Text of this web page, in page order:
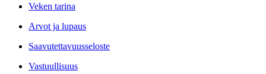
Veken tarina
Arvot ja lupaus
Saavutettavuusseloste
Vastuullisuus